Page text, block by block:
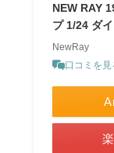
NEW RAY
プ 1/24 ダ
NewRay
口コミを見